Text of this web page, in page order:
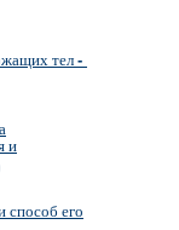
тел-
и
способ его